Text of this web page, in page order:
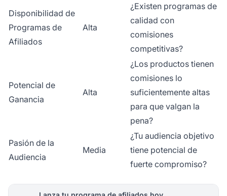
Disponibilidad de
Programas de
Afiliados
Alta
¿Existen programas de
calidad con
comisiones
competitivas?
Potencial de
Ganancia
Alta
¿Los productos tienen
comisiones lo
suficientemente altas
para que valgan la
pena?
Pasión de la
Audiencia
Media
¿Tu audiencia objetivo
tiene potencial de
fuerte compromiso?